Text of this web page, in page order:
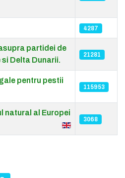
4287
partidei de
Delta Dunarii.
21281
pentru pestii
115953
natural al Europei
3068